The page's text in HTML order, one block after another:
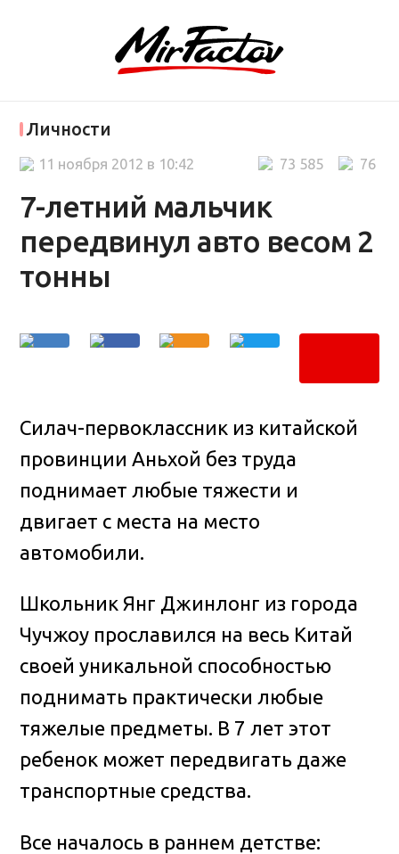
Личности
7-летний мальчик
передвинул авто весом 2
тонны
76
73 585
11 ноября 2012 в 10:42
Силач-первоклассник из китайской
провинции Аньхой без труда
поднимает любые тяжести и
двигает с места на место
автомобили.
Школьник Янг Джинлонг из города
Чучжоу прославился на весь Китай
своей уникальной способностью
поднимать практически любые
тяжелые предметы. В 7 лет этот
ребенок может передвигать даже
транспортные средства.
Все началось в раннем детстве: